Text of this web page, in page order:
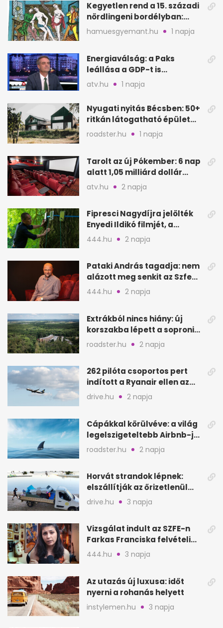
Kegyetlen rend a 15. századi
nördlingeni bordélyban:
verés, éheztetés
hamuesgyemant.hu 1 napja
Energiaválság: a Paks
leállása a GDP-t is
megütheti, int az
Oeconomus
atv.hu 1 napja
Nyugati nyitás Bécsben: 50+
ritkán látogatható épület
nyílik meg
roadster.hu 1 napja
Tarolt az új Pókember: 6 nap
alatt 1,05 milliárd dollár
bevétel
atv.hu 2 napja
Fipresci Nagydíjra jelölték
Enyedi Ildikó filmjét, a
Csendes barátot
444.hu 2 napja
Pataki András tagadja: nem
alázott meg senkit az Szfe
felvételijén
444.hu 2 napja
Extrákból nincs hiány: új
korszakba lépett a soproni
Fagus Hotel
roadster.hu 2 napja
262 pilóta csoportos pert
indított a Ryanair ellen az
Egyesült Királyságban
drive.hu 2 napja
Cápákkal körülvéve: a világ
legelszigeteltebb Airbnb-je
a nyílt tengeren
roadster.hu 2 napja
Horvát strandok lépnek:
elszállítják az őrizetlenül
hagyott törölközőket
drive.hu 3 napja
Vizsgálat indult az SZFE-n
Farkas Franciska felvételi
videója után
444.hu 3 napja
Az utazás új luxusa: időt
nyerni a rohanás helyett
instylemen.hu 3 napja